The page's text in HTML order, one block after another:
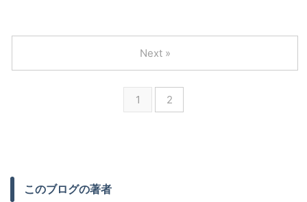
1 2
Next »
このブログの著者